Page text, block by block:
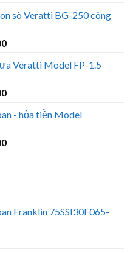
tại
₫1800000.
sò Veratti BG-250 công
Giá
tại
₫2350000.
Veratti Model FP-1.5
Giá
tại
₫2100000.
- hỏa tiễn Model
Giá
Franklin 75SSI30F065-